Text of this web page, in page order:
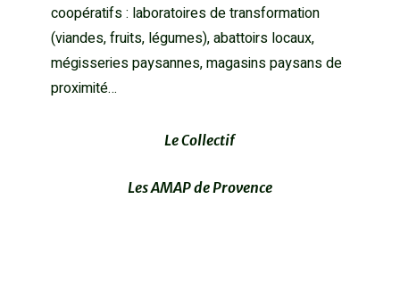
coopératifs : laboratoires de transformation
(viandes, fruits, légumes), abattoirs locaux,
mégisseries paysannes, magasins paysans de
proximité…
Le Collectif
Les AMAP de Provence